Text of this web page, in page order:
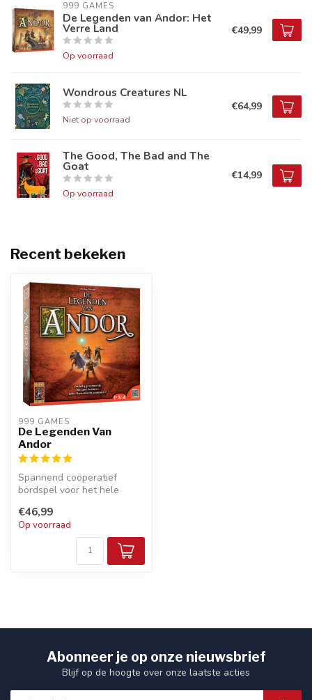
999 GAMES
De Legenden van Andor: Het
Verre Land
Op voorraad
€49,99
Wondrous Creatures NL
Niet op voorraad
€64,99
The Good, The Bad and The
Goat
Op voorraad
€14,99
Recent bekeken
999 GAMES
De Legenden Van
Andor
Spannend coöperatief
bordspel voor het hele
avonturenspel ...
€46,99
Op voorraad
Abonneer je op onze nieuwsbrief
Blijf op de hoogte over onze laatste acties